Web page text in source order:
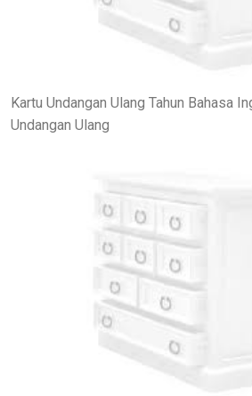
Kartu Undangan Ulang Tahun Bahasa
Undangan Ulang